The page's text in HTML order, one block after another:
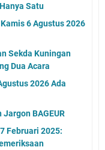
Satu
6 Agustus 2026
Sekda Kuningan
Dua Acara
2026 Ada
BAGEUR
Februari 2025: